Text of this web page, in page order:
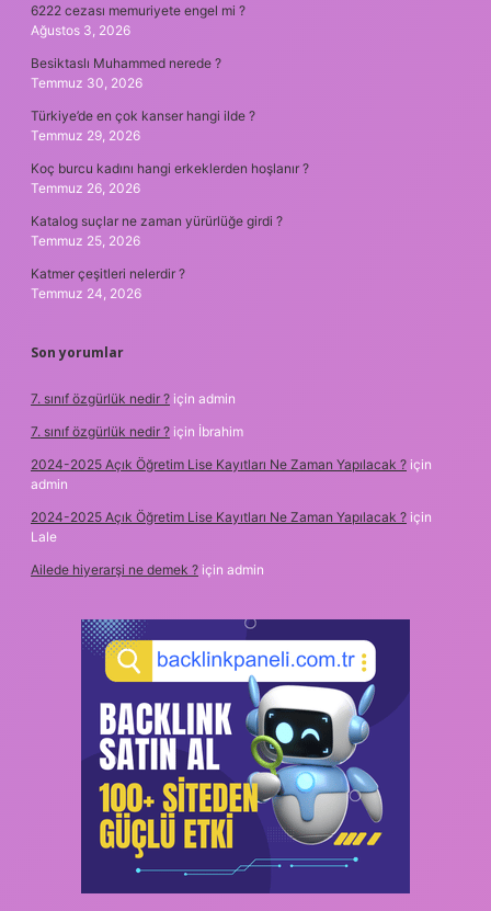
6222 cezası memuriyete engel mi ?
Ağustos 3, 2026
Besiktaslı Muhammed nerede ?
Temmuz 30, 2026
Türkiye’de en çok kanser hangi ilde ?
Temmuz 29, 2026
Koç burcu kadını hangi erkeklerden hoşlanır ?
Temmuz 26, 2026
Katalog suçlar ne zaman yürürlüğe girdi ?
Temmuz 25, 2026
Katmer çeşitleri nelerdir ?
Temmuz 24, 2026
Son yorumlar
7. sınıf özgürlük nedir ? için admin
7. sınıf özgürlük nedir ? için İbrahim
2024-2025 Açık Öğretim Lise Kayıtları Ne Zaman Yapılacak ? için
admin
2024-2025 Açık Öğretim Lise Kayıtları Ne Zaman Yapılacak ? için
Lale
Ailede hiyerarşi ne demek ? için admin